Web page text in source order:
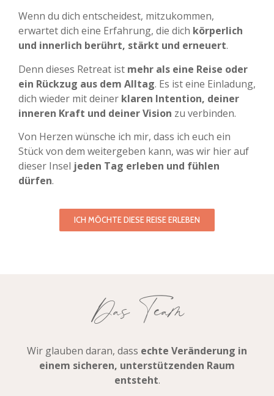
Wenn du dich entscheidest, mitzukommen,
erwartet dich eine Erfahrung, die dich körperlich
und innerlich berührt, stärkt und erneuert.
Denn dieses Retreat ist mehr als eine Reise oder
ein Rückzug aus dem Alltag. Es ist eine Einladung,
dich wieder mit deiner klaren Intention, deiner
inneren Kraft und deiner Vision zu verbinden.
Von Herzen wünsche ich mir, dass ich euch ein
Stück von dem weitergeben kann, was wir hier auf
dieser Insel jeden Tag erleben und fühlen
dürfen.
ICH MÖCHTE DIESE REISE ERLEBEN
Das Team
Wir glauben daran, dass echte Veränderung in
einem sicheren, unterstützenden Raum
entsteht.